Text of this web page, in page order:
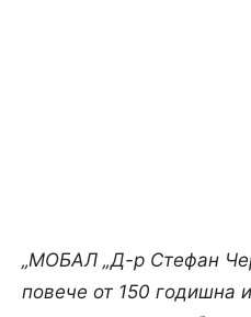
„МОБАЛ „Д-р Стефан
повече от 150 годишна